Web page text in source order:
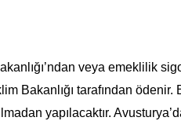
veya emeklilik
Bakanlığı tarafından
yapılacaktır.